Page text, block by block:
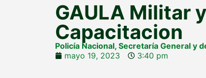
GAULA Militar
Capacitacion
Policía Nacional, Secretaría General y
mayo 19, 2023
3:40 pm